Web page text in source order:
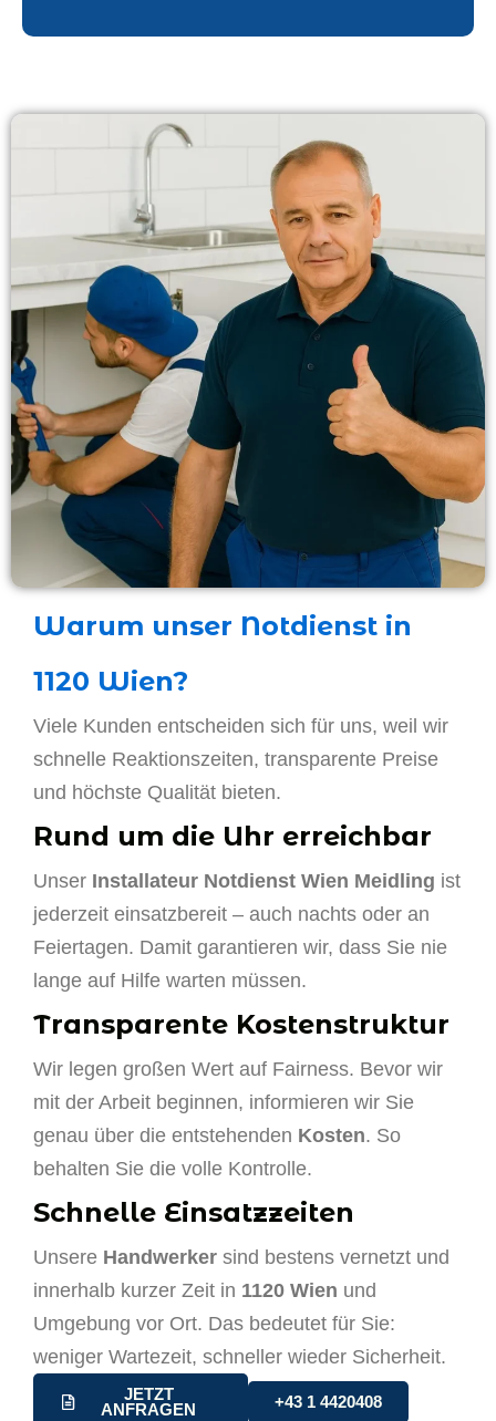
Warum unser Notdienst in
1120 Wien?
Viele Kunden entscheiden sich für uns, weil wir
schnelle Reaktionszeiten, transparente Preise
und höchste Qualität bieten.
Rund um die Uhr erreichbar
Unser Installateur Notdienst Wien Meidling ist
jederzeit einsatzbereit – auch nachts oder an
Feiertagen. Damit garantieren wir, dass Sie nie
lange auf Hilfe warten müssen.
Transparente Kostenstruktur
Wir legen großen Wert auf Fairness. Bevor wir
mit der Arbeit beginnen, informieren wir Sie
genau über die entstehenden Kosten. So
behalten Sie die volle Kontrolle.
Schnelle Einsatzzeiten
Unsere Handwerker sind bestens vernetzt und
innerhalb kurzer Zeit in 1120 Wien und
Umgebung vor Ort. Das bedeutet für Sie:
weniger Wartezeit, schneller wieder Sicherheit.
JETZT
ANFRAGEN
+43 1 4420408